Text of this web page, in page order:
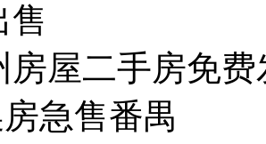
售
房屋二手房免
急售番禺